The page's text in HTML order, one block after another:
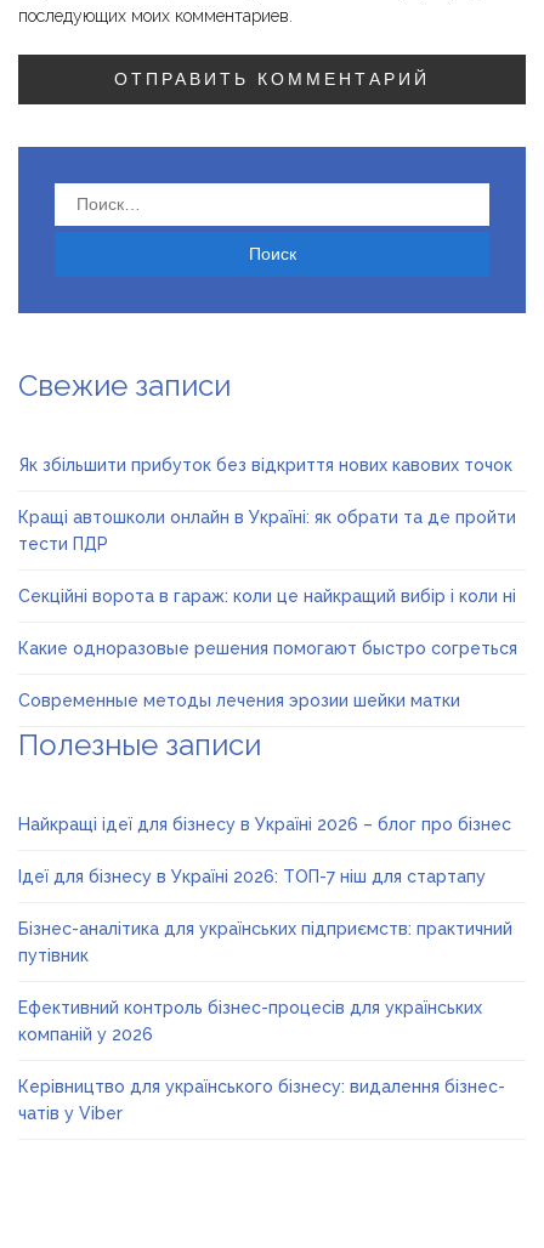
последующих моих комментариев.
Найти:
Свежие записи
Як збільшити прибуток без відкриття нових кавових точок
Кращі автошколи онлайн в Україні: як обрати та де пройти
тести ПДР
Секційні ворота в гараж: коли це найкращий вибір і коли ні
Какие одноразовые решения помогают быстро согреться
Современные методы лечения эрозии шейки матки
Полезные записи
Найкращі ідеї для бізнесу в Україні 2026 – блог про бізнес
Ідеї для бізнесу в Україні 2026: ТОП-7 ніш для стартапу
Бізнес-аналітика для українських підприємств: практичний
путівник
Ефективний контроль бізнес-процесів для українських
компаній у 2026
Керівництво для українського бізнесу: видалення бізнес-
чатів у Viber